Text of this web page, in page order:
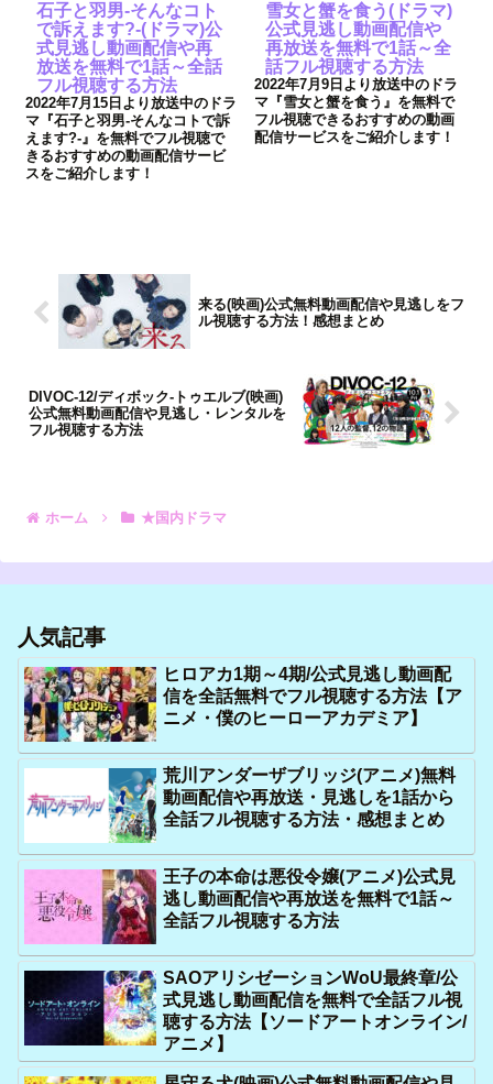
石子と羽男-そんなコト
で訴えます?-(ドラマ)公
式見逃し動画配信や再
放送を無料で1話～全話
フル視聴する方法
2022年7月15日より放送中のドラ
マ『石子と羽男-そんなコトで訴
えます?-』を無料でフル視聴で
きるおすすめの動画配信サービ
スをご紹介します！
雪女と蟹を食う(ドラマ)
公式見逃し動画配信や
再放送を無料で1話～全
話フル視聴する方法
2022年7月9日より放送中のドラ
マ『雪女と蟹を食う』を無料で
フル視聴できるおすすめの動画
配信サービスをご紹介します！
来る(映画)公式無料動画配信や見逃しをフ
ル視聴する方法！感想まとめ
DIVOC-12/ディボック‐トゥエルブ(映画)
公式無料動画配信や見逃し・レンタルを
フル視聴する方法
ホーム ★国内ドラマ
人気記事
ヒロアカ1期～4期/公式見逃し動画配
信を全話無料でフル視聴する方法【ア
ニメ・僕のヒーローアカデミア】
荒川アンダーザブリッジ(アニメ)無料
動画配信や再放送・見逃しを1話から
全話フル視聴する方法・感想まとめ
王子の本命は悪役令嬢(アニメ)公式見
逃し動画配信や再放送を無料で1話～
全話フル視聴する方法
SAOアリシゼーションWoU最終章/公
式見逃し動画配信を無料で全話フル視
聴する方法【ソードアートオンライン/
アニメ】